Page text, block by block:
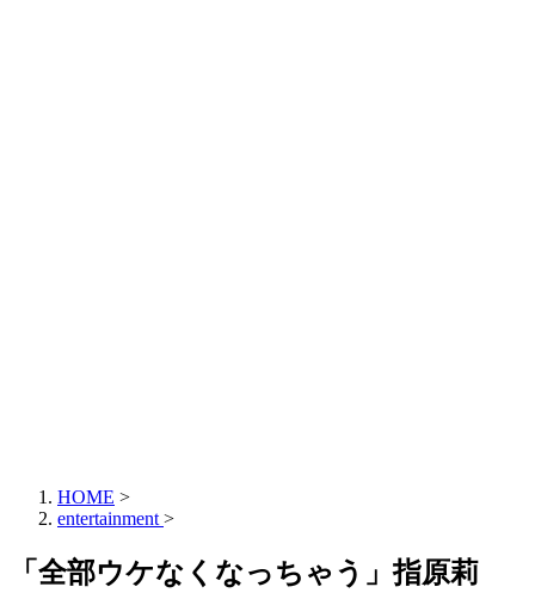
HOME >
entertainment >
「全部ウケなくなっちゃう」指原莉